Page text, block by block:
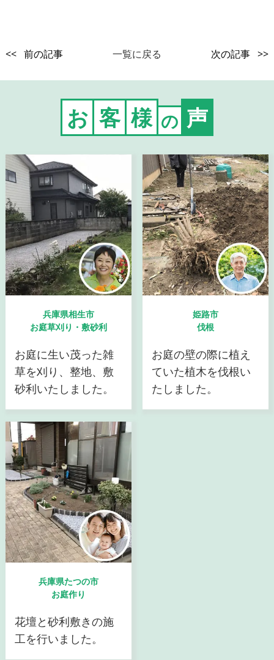
<< 前の記事 一覧に戻る 次の記事 >>
お 客 様 の 声
兵庫県相生市
お庭草刈り・敷砂利
お庭に生い茂った雑
草を刈り、整地、敷
砂利いたしました。
姫路市
伐根
お庭の壁の際に植え
ていた植木を伐根い
たしました。
兵庫県たつの市
お庭作り
花壇と砂利敷きの施
工を行いました。